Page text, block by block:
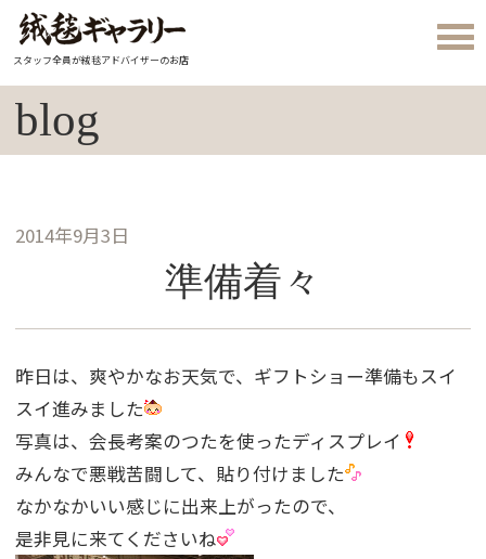
スタッフ全員が絨毯アドバイザーのお店
blog
2014年9月3日
準備着々
昨日は、爽やかなお天気で、ギフトショー準備もスイ
スイ進みました
写真は、会長考案のつたを使ったディスプレイ
みんなで悪戦苦闘して、貼り付けました
なかなかいい感じに出来上がったので、
是非見に来てくださいね